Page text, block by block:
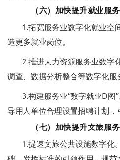
（六）加快提升就业服
1.拓宽服务业数字化就业空
造更多就业岗位。
2.推进人力资源服务业数字
调查、数据分析整合等数字化服
3.构建服务业“数字就业D
导用人单位合理设置招聘计划
（七）加快提升文旅服
1.提速文旅公共设施数字化